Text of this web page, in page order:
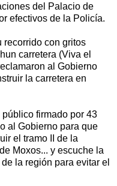
del Palacio de
efectivos de la Policía.
recorrido con gritos
carretera (Viva el
al Gobierno
la carretera en
firmado por 43
al Gobierno para que
el tramo II de la
Moxos... y escuche la
la región para evitar el